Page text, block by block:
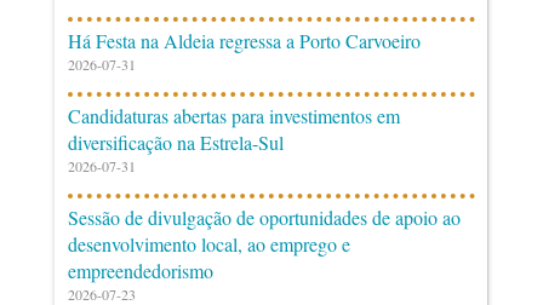
Há Festa na Aldeia regressa a Porto Carvoeiro
2026-07-31
Candidaturas abertas para investimentos em
diversificação na Estrela-Sul
2026-07-31
Sessão de divulgação de oportunidades de apoio ao
desenvolvimento local, ao emprego e
empreendedorismo
2026-07-23